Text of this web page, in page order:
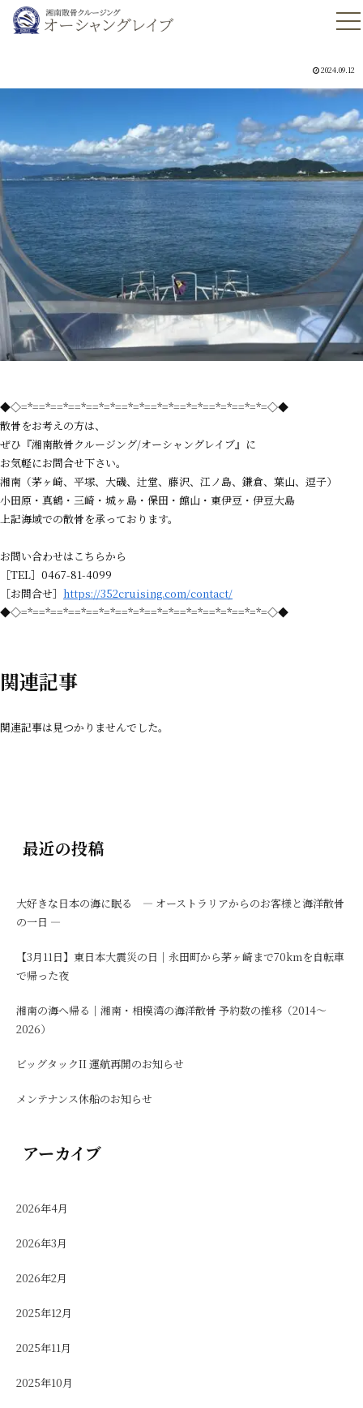
2024.09.12
◆◇=*==*==*==*==*=*==*=*==*=*==*=*==*=*==*=*=◇◆
散骨をお考えの方は、
ぜひ『湘南散骨クルージング/オーシャングレイブ』に
お気軽にお問合せ下さい。
湘南（茅ヶ崎、平塚、大磯、辻堂、藤沢、江ノ島、鎌倉、葉山、逗子）
小田原・真鶴・三崎・城ヶ島・保田・館山・東伊豆・伊豆大島
上記海域での散骨を承っております。
お問い合わせはこちらから
［TEL］0467-81-4099
［お問合せ］ https://352cruising.com/contact/
◆◇=*==*==*==*==*=*==*=*==*=*==*=*==*=*==*=*=◇◆
関連記事
関連記事は見つかりませんでした。
最近の投稿
大好きな日本の海に眠る ― オーストラリアからのお客様と海洋散骨
の一日 ―
【3月11日】東日本大震災の日｜永田町から茅ヶ崎まで70kmを自転車
で帰った夜
湘南の海へ帰る｜湘南・相模湾の海洋散骨 予約数の推移（2014〜
2026）
ビッグタックII 運航再開のお知らせ
メンテナンス休船のお知らせ
アーカイブ
2026年4月
2026年3月
2026年2月
2025年12月
2025年11月
2025年10月